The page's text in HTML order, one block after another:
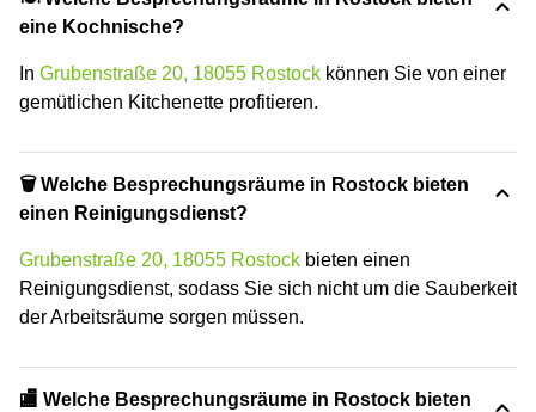
eine Kochnische?
In Grubenstraße 20, 18055 Rostock können Sie von einer
gemütlichen Kitchenette profitieren.
🗑 Welche Besprechungsräume in Rostock bieten
einen Reinigungsdienst?
Grubenstraße 20, 18055 Rostock bieten einen
Reinigungsdienst, sodass Sie sich nicht um die Sauberkeit
der Arbeitsräume sorgen müssen.
🏬 Welche Besprechungsräume in Rostock bieten